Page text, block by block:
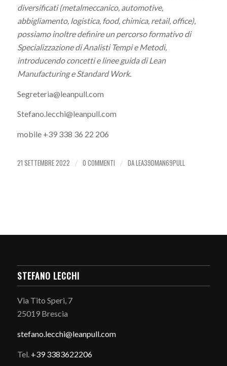
diversificati (metalmeccanico, automotive,
abbigliamento, logistica, food, chimica, retail, office),
possiamo inoltre definire un percorso formativo di
Specializzazione di Analisti Tempi e Metodi,
introducendo concetti e linee guida di Lean
Manufacturing e Standard Work.
Segreteria@leanpull.com
Stefano.lecchi@leanpull.com
mobile +39 338 36 22 206
21 SETTEMBRE 2022 / 0 COMMENTI / DALEA39DMAN69PULL
STEFANO LECCHI
Via Tito Speri, 7
25019 Brescia
stefano.lecchi@leanpull.com
Tel. +39 3383622206